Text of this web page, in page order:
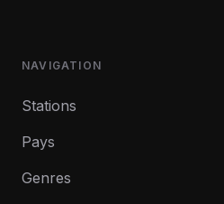
NAVIGATION
Stations
Pays
Genres